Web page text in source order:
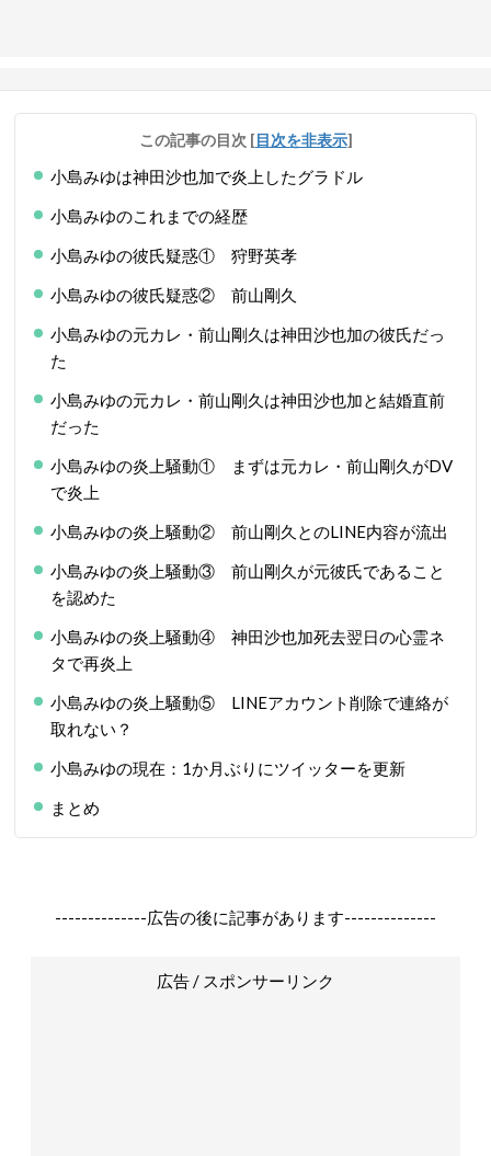
この記事の目次 [目次を非表示]
小島みゆは神田沙也加で炎上したグラドル
小島みゆのこれまでの経歴
小島みゆの彼氏疑惑① 狩野英孝
小島みゆの彼氏疑惑② 前山剛久
小島みゆの元カレ・前山剛久は神田沙也加の彼氏だっ
た
小島みゆの元カレ・前山剛久は神田沙也加と結婚直前
だった
小島みゆの炎上騒動① まずは元カレ・前山剛久がDV
で炎上
小島みゆの炎上騒動② 前山剛久とのLINE内容が流出
小島みゆの炎上騒動③ 前山剛久が元彼氏であること
を認めた
小島みゆの炎上騒動④ 神田沙也加死去翌日の心霊ネ
タで再炎上
小島みゆの炎上騒動⑤ LINEアカウント削除で連絡が
取れない？
小島みゆの現在：1か月ぶりにツイッターを更新
まとめ
--------------広告の後に記事があります--------------
広告 / スポンサーリンク